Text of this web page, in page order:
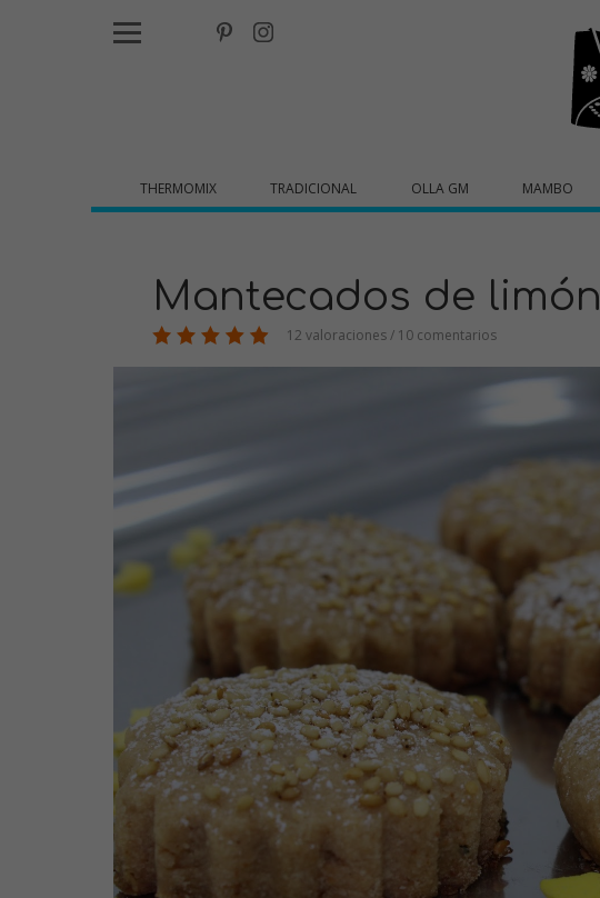
THERMOMIX TRADICIONAL OLLA GM MAMBO
Mantecados de limón
12 valoraciones / 10 comentarios